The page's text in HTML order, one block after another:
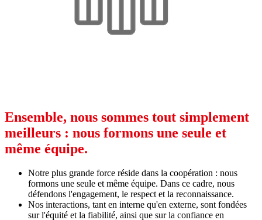
Ensemble, nous sommes tout simplement
meilleurs : nous formons une seule et
même équipe.
Notre plus grande force réside dans la coopération : nous
formons une seule et même équipe. Dans ce cadre, nous
défendons l'engagement, le respect et la reconnaissance.
Nos interactions, tant en interne qu'en externe, sont fondées
sur l'équité et la fiabilité, ainsi que sur la confiance en